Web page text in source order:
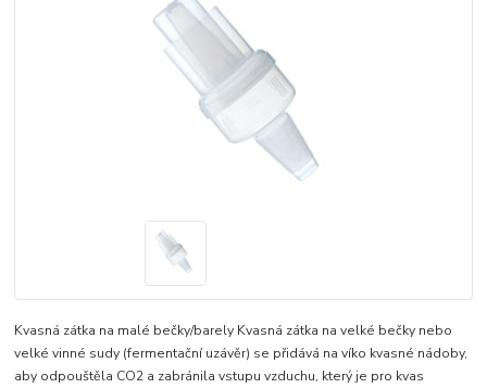
Kvasná zátka na malé bečky/barely Kvasná zátka na velké bečky nebo
velké vinné sudy (fermentační uzávěr) se přidává na víko kvasné nádoby,
aby odpouštěla CO2 a zabránila vstupu vzduchu, který je pro kvas